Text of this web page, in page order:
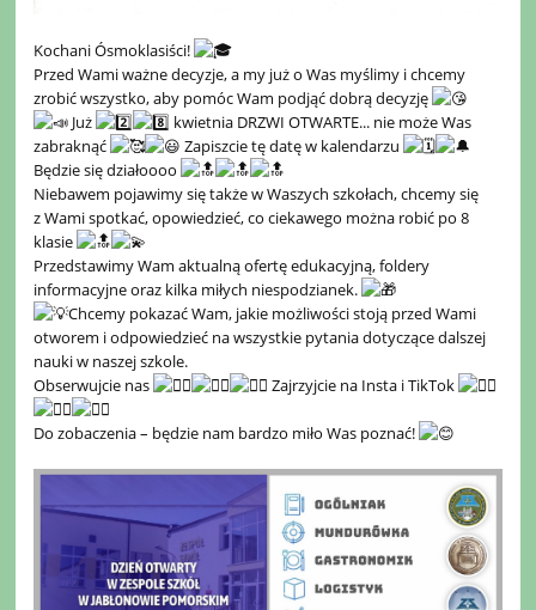
Kochani Ósmoklasiści!
Przed Wami ważne decyzje, a my już o Was myślimy i chcemy
zrobić wszystko, aby pomóc Wam podjąć dobrą decyzję
Już
kwietnia DRZWI OTWARTE... nie może Was
zabraknąć
Zapiszcie tę datę w kalendarzu
Będzie się działoooo
Niebawem pojawimy się także w Waszych szkołach, chcemy się
z Wami spotkać, opowiedzieć, co ciekawego można robić po 8
klasie
Przedstawimy Wam aktualną ofertę edukacyjną, foldery
informacyjne oraz kilka miłych niespodzianek.
Chcemy pokazać Wam, jakie możliwości stoją przed Wami
otworem i odpowiedzieć na wszystkie pytania dotyczące dalszej
nauki w naszej szkole.
Obserwujcie nas
Zajrzyjcie na Insta i TikTok
Do zobaczenia – będzie nam bardzo miło Was poznać!